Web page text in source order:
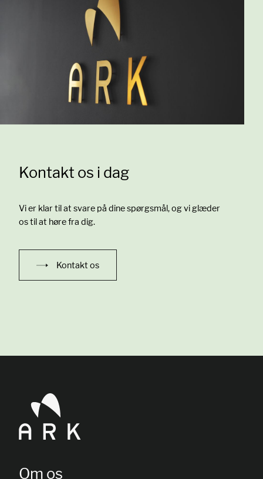
Kontakt os i dag
Vi er klar til at svare på dine spørgsmål, og vi glæder
os til at høre fra dig.
Kontakt os
Om os